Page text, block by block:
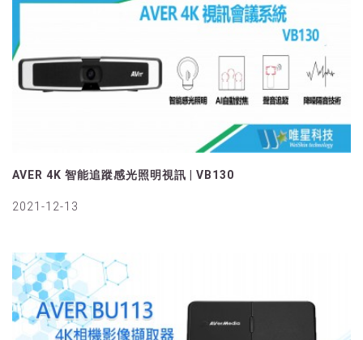
AVER 4K 智能追蹤感光照明視訊 | VB130
2021-12-13